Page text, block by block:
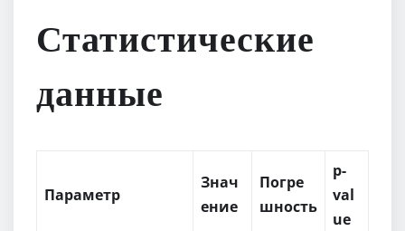
Статистические
данные
Параметр
Знач
ение
Погре
шность
p-
val
ue